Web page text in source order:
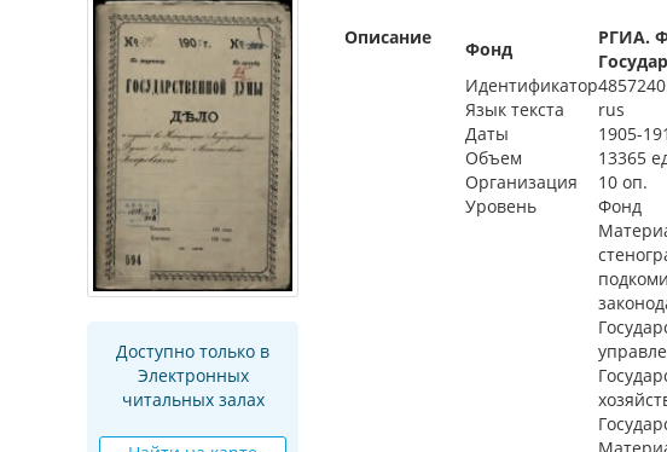
Доступно только в
Электронных
читальных залах
Описание
Фонд
РГИА.
Идентификатор
Язык текста
rus
Даты
1905-
Объем
13365
Организация
10 оп.
Уровень
Фонд